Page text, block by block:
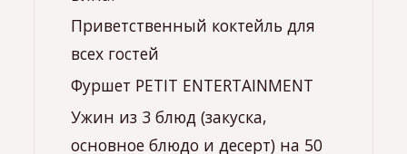
Приветственный коктейль для
всех гостей
Фуршет PETIT ENTERTAINMENT
Ужин из 3 блюд (закуска,
основное блюдо и десерт) на 50